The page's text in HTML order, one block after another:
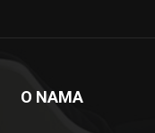
O NAMA